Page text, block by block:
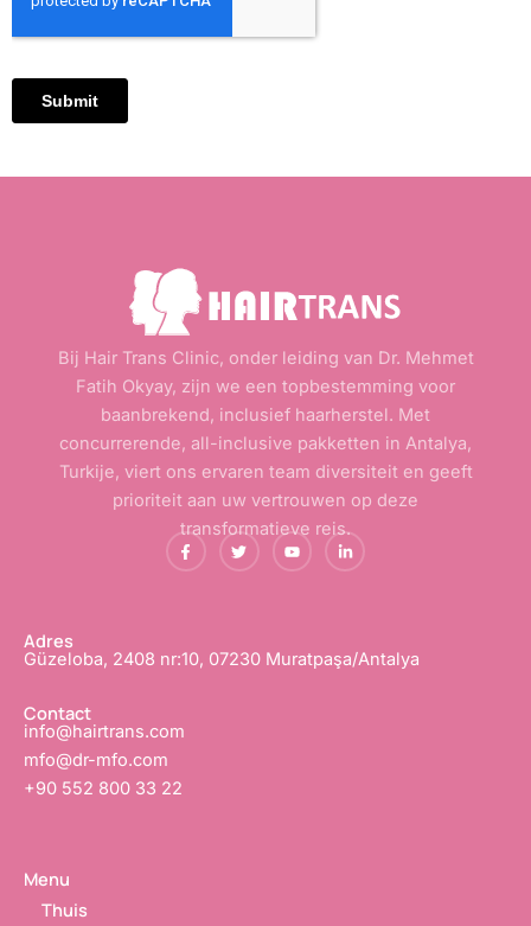
Bij Hair Trans Clinic, onder leiding van Dr. Mehmet
Fatih Okyay, zijn we een topbestemming voor
baanbrekend, inclusief haarherstel. Met
concurrerende, all-inclusive pakketten in Antalya,
Turkije, viert ons ervaren team diversiteit en geeft
prioriteit aan uw vertrouwen op deze
transformatieve reis.
F
a
c
-
T
w
i
n
Y
o
u
L
i
n
-
Adres
Güzeloba, 2408 nr:10, 07230 Muratpaşa/Antalya
Contact
info@hairtrans.com
mfo@dr-mfo.com
+90 552 800 33 22
Menu
Thuis